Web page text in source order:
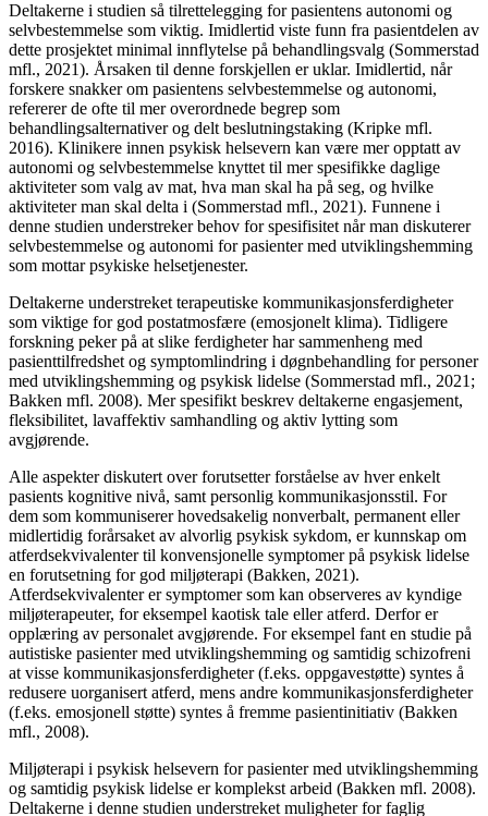
Deltakerne i studien så tilrettelegging for pasientens autonomi og
selv­bestem­melse som viktig. Imidlertid viste funn fra pasientdelen av
dette prosjektet minimal innflytelse på behandlingsvalg (Sommerstad
mfl., 2021). Årsaken til denne forskjellen er uklar. Imidlertid, når
forskere snakker om pasientens selvbestemmelse og autonomi,
refererer de ofte til mer overordnede begrep som
behandlingsalternativer og delt beslutningstaking (Kripke mfl.
2016). Klinikere innen psykisk helsevern kan være mer opptatt av
autonomi og selv­bestemmelse knyttet til mer spesifikke daglige
aktiviteter som valg av mat, hva man skal ha på seg, og hvilke
aktiviteter man skal delta i (Sommerstad mfl., 2021). Funnene i
denne studien understreker behov for spesifisitet når man diskuterer
selvbestemmelse og autonomi for pasienter med utviklingshemming
som mottar psykiske helsetjenester.
Deltakerne understreket terapeutiske kommunikasjonsferdigheter
som viktige for god postatmosfære (emosjonelt klima). Tidligere
forskning peker på at slike ferdigheter har sammenheng med
pasienttilfredshet og symptomlindring i døgnbehandling for personer
med utviklingshemming og psykisk lidelse (Sommerstad mfl., 2021;
Bakken mfl. 2008). Mer spesifikt beskrev deltakerne engasjement,
fleksibilitet, lavaffektiv samhandling og aktiv lytting som
avgjørende.
Alle aspekter diskutert over forutsetter forståelse av hver enkelt
pasients kognitive nivå, samt personlig kommunikasjonsstil. For
dem som kommuniserer hovedsakelig nonverbalt, permanent eller
midlertidig forårsaket av alvorlig psykisk sykdom, er kunnskap om
atferdsekvivalenter til konvensjonelle symptomer på psykisk lidelse
en forutsetning for god miljøterapi (Bakken, 2021).
Atferdsekvivalenter er symptomer som kan observeres av kyndige
miljøterapeuter, for eksempel kaotisk tale eller atferd. Derfor er
opplæring av personalet avgjørende. For eksempel fant en studie på
autistiske pasienter med utviklingshemming og samtidig schizofreni
at visse kommunikasjons­ferdigheter (f.eks. oppgavestøtte) syntes å
redusere uorganisert atferd, mens andre kommunikasjonsferdigheter
(f.eks. emosjonell støtte) syntes å fremme pasientinitiativ (Bakken
mfl., 2008).
Miljøterapi i psykisk helsevern for pasienter med utviklingshemming
og samtidig psykisk lidelse er komplekst arbeid (Bakken mfl. 2008).
Deltakerne i denne studien understreket muligheter for faglig